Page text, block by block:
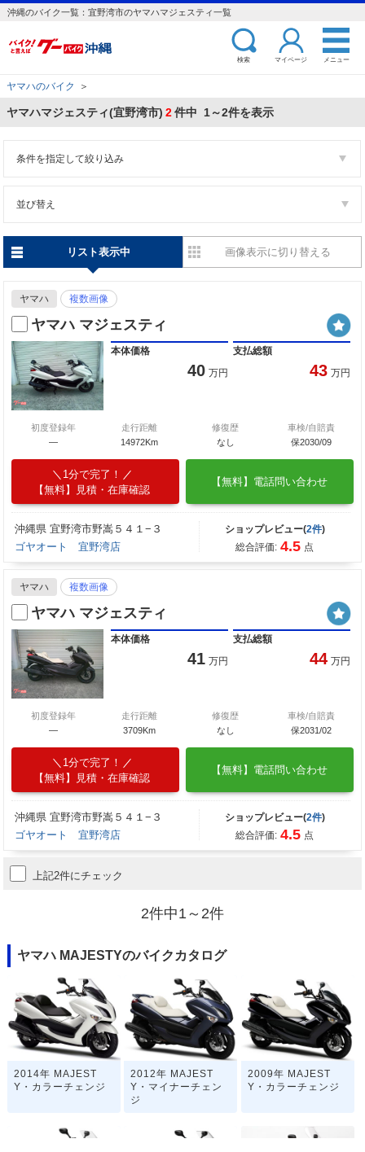
沖縄のバイク一覧：宜野湾市のヤマハマジェスティ一覧
検索 マイページ メニュー
ヤマハのバイク ＞
ヤマハマジェスティ(宜野湾市) 2件中 1～2件を表示
条件を指定して絞り込み
並び替え
リスト表示中 画像表示に切り替える
ヤマハ 複数画像
ヤマハ マジェスティ
本体価格
40 万円
支払総額
43 万円
初度登録年
―
走行距離
14972Km
修復歴
なし
車検/自賠責
保2030/09
1分で完了！
【無料】見積・在庫確認
【無料】電話問い合わせ
沖縄県 宜野湾市野嵩５４１−３
ゴヤオート 宜野湾店
ショップレビュー(2件)
総合評価: 4.5 点
ヤマハ 複数画像
ヤマハ マジェスティ
本体価格
41 万円
支払総額
44 万円
初度登録年
―
走行距離
3709Km
修復歴
なし
車検/自賠責
保2031/02
1分で完了！
【無料】見積・在庫確認
【無料】電話問い合わせ
沖縄県 宜野湾市野嵩５４１−３
ゴヤオート 宜野湾店
ショップレビュー(2件)
総合評価: 4.5 点
上記2件にチェック
2件中1～2件
ヤマハ MAJESTYのバイクカタログ
2014年 MAJEST
Y・カラーチェンジ
2012年 MAJEST
Y・マイナーチェン
ジ
2009年 MAJEST
Y・カラーチェンジ